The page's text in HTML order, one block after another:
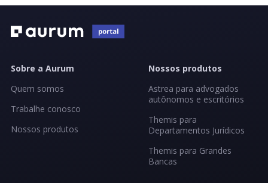
Sobre a Aurum
Quem somos
Trabalhe conosco
Nossos produtos
Nossos produtos
Astrea para advogados
autônomos e escritórios
Themis para
Departamentos Jurídicos
Themis para Grandes
Bancas